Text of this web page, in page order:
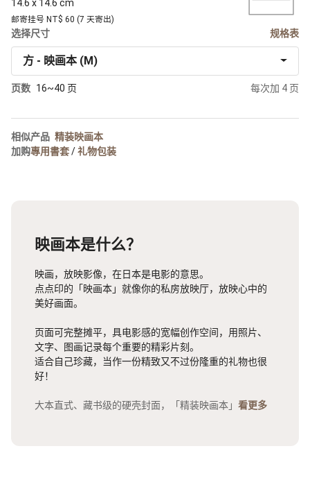
14.6 x 14.6 cm
邮寄挂号 NT$ 60 (7 天寄出)
选择尺寸 规格表
方 - 映画本 (M)
页数 16~40 页 每次加 4 页
相似产品 精装映画本
加购專用書套/礼物包装
映画本是什么？
映画，放映影像，在日本是电影的意思。
点点印的「映画本」就像你的私房放映厅，放映心中的
美好画面。
页面可完整摊平，具电影感的宽幅创作空间，用照片、
文字、图画记录每个重要的精彩片刻。
适合自己珍藏，当作一份精致又不过份隆重的礼物也很
好！
大本直式、藏书级的硬壳封面，「精装映画本」 看更多